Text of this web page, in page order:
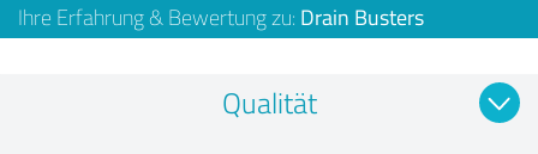
Ihre Erfahrung & Bewertung zu: Drain Busters
Qualität